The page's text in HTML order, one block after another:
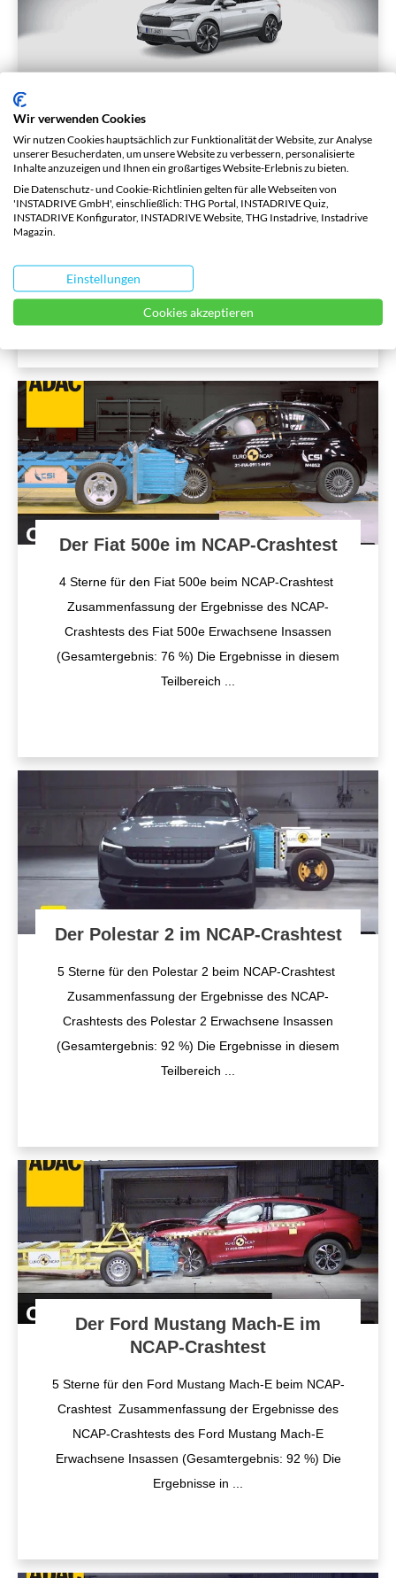
Der Skoda Enyaq iV im NCAP-
Crashtest
5 Sterne für den Skoda Enyaq iV beim NCAP-
Crashtest Zusammenfassung der Ergebnisse des
Insassen (Gesamtergebnis: 94 %) Die Ergebnisse in
...
Der Fiat 500e im NCAP-Crashtest
4 Sterne für den Fiat 500e beim NCAP-Crashtest
Zusammenfassung der Ergebnisse des NCAP-
Crashtests des Fiat 500e Erwachsene Insassen
(Gesamtergebnis: 76 %) Die Ergebnisse in diesem
Teilbereich
Der Polestar 2 im NCAP-Crashtest
5 Sterne für den Polestar 2 beim NCAP-Crashtest
Zusammenfassung der Ergebnisse des NCAP-
Crashtests des Polestar 2 Erwachsene Insassen
(Gesamtergebnis: 92 %) Die Ergebnisse in diesem
Teilbereich
Der Ford Mustang Mach-E im
NCAP-Crashtest
5 Sterne für den Ford Mustang Mach-E beim NCAP-
Crashtest Zusammenfassung der Ergebnisse des
NCAP-Crashtests des Ford Mustang Mach-E
Erwachsene Insassen (Gesamtergebnis: 92 %) Die
Ergebnisse in
Wir verwenden Cookies
Wir nutzen Cookies hauptsächlich zur Funktionalität der Website, zur Analyse
unserer Besucherdaten, um unsere Website zu verbessern, personalisierte
Inhalte anzuzeigen und Ihnen ein großartiges Website-Erlebnis zu bieten.
Die Datenschutz- und Cookie-Richtlinien gelten für alle Webseiten von
'INSTADRIVE GmbH', einschließlich: THG Portal, INSTADRIVE Quiz,
INSTADRIVE Konfigurator, INSTADRIVE Website, THG Instadrive, Instadrive
Magazin.
Einstellungen
Cookies akzeptieren